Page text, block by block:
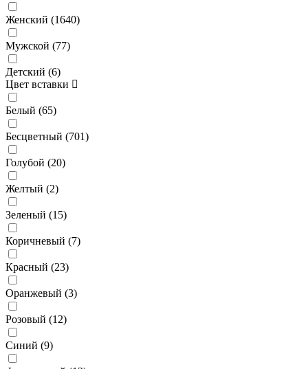
Женский (1640)
Мужской (77)
Детский (6)
Цвет вставки
Белый (65)
Бесцветный (701)
Голубой (20)
Желтый (2)
Зеленый (15)
Коричневый (7)
Красный (23)
Оранжевый (3)
Розовый (12)
Синий (9)